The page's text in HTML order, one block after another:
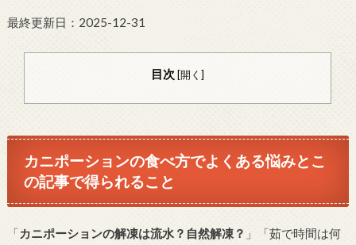
最終更新日：2025-12-31
目次 [開く]
カニポーションの食べ方でよくある悩みとこ
の記事で得られること
「カニポーションの解凍は流水？自然解凍？ 」「茹で時間は何